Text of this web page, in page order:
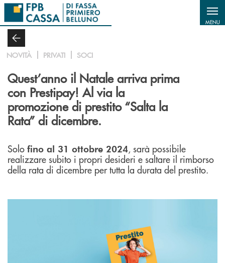
Salta al contenuto principale
MENU
NOVITÀ PRIVATI SOCI
Quest’anno il Natale arriva prima
con Prestipay! Al via la
promozione di prestito “Salta la
Rata” di dicembre.
Solo fino al 31 ottobre 2024, sarà possibile
realizzare subito i propri desideri e saltare il rimborso
della rata di dicembre per tutta la durata del prestito.